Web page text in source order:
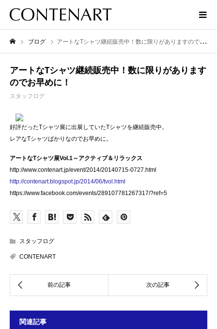
ブログ アートなTシャツ継続販売中！数に限りがありますのでお早めに！
アートなTシャツ継続販売中！数に限りがあります
のでお早めに！
スタッフログ
好評だったTシャツ展に出展していたTシャツを継続販売中。
レアなTシャツばかりなのでお早めに。
アートなTシャツ展Vol.1～アクティブ＆リラックス
http://www.contenart.jp/event/2014/20140715-0727.html
http://contenart.blogspot.jp/2014/06/tvol.html
https://www.facebook.com/events/289107781267317/?ref=5
スタッフログ
CONTENART
関連記事